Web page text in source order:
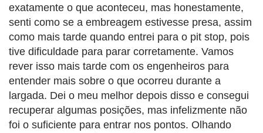
exatamente o que aconteceu, mas honestamente,
senti como se a embreagem estivesse presa, assim
como mais tarde quando entrei para o pit stop, pois
tive dificuldade para parar corretamente. Vamos
rever isso mais tarde com os engenheiros para
entender mais sobre o que ocorreu durante a
largada. Dei o meu melhor depois disso e consegui
recuperar algumas posições, mas infelizmente não
foi o suficiente para entrar nos pontos. Olhando